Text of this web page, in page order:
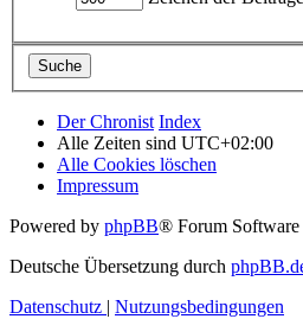
Der Chronist Index
Alle Zeiten sind UTC+02:00
Alle Cookies löschen
Impressum
Powered by phpBB® Forum
Deutsche Übersetzung durch
Datenschutz | Nutzungsbedingungen